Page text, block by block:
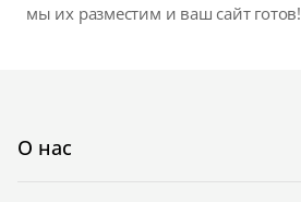
мы их разместим и ваш сайт готов!
О нас